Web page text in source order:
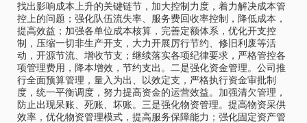
找出影响成本上升的关键链节，加大控制力度，着力解决成本管
控上的问题；强化队伍流失率、服务费回收率控制，降低成本，
提高效益；加强各单位成本核算，完善定额体系，优化开支控
制，压缩一切非生产开支，大力开展厉行节约、修旧利废等活
动，开源节流、增收节支；继续落实各项纪律要求，严格管控各
项管理费用，降本增效，节约支出。二是强化资金管理。公司推
行全面预算管理，量入为出、以效定支，严格执行资金审批制
度，统一平衡调度，努力提高资金的运营效益。加强清欠管理，
防止出现呆账、死账、坏账。三是强化物资管理。提高物资采供
效率，优化物资管理模式，提高服务保障能力；强化固定资产管